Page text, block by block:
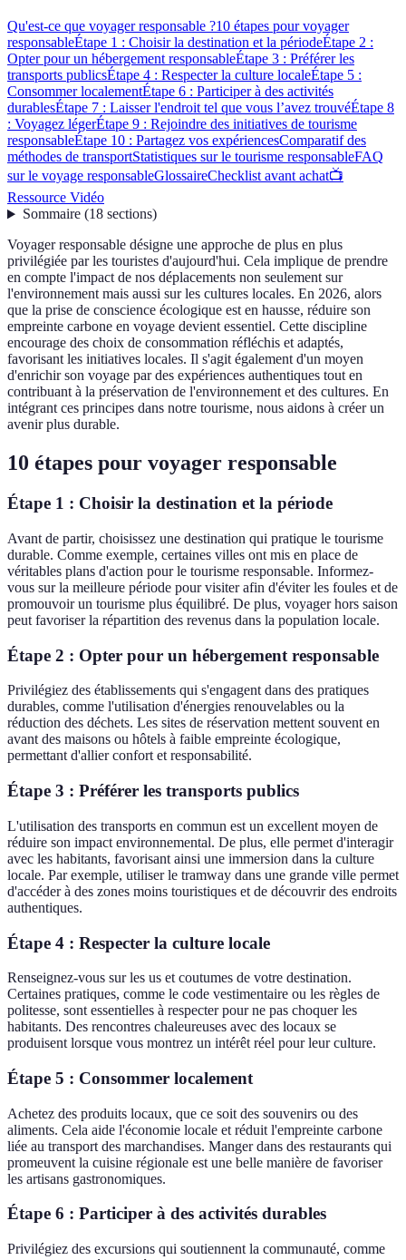
Qu'est-ce que voyager responsable ?10 étapes pour voyager
responsableÉtape 1 : Choisir la destination et la périodeÉtape 2 :
Opter pour un hébergement responsableÉtape 3 : Préférer les
transports publicsÉtape 4 : Respecter la culture localeÉtape 5 :
Consommer localementÉtape 6 : Participer à des activités
durablesÉtape 7 : Laisser l'endroit tel que vous l’avez trouvéÉtape 8
: Voyagez légerÉtape 9 : Rejoindre des initiatives de tourisme
responsableÉtape 10 : Partagez vos expériencesComparatif des
méthodes de transportStatistiques sur le tourisme responsableFAQ
sur le voyage responsableGlossaireChecklist avant achat📺
Ressource Vidéo
Sommaire(18 sections)
Voyager responsable désigne une approche de plus en plus
privilégiée par les touristes d'aujourd'hui. Cela implique de prendre
en compte l'impact de nos déplacements non seulement sur
l'environnement mais aussi sur les cultures locales. En 2026, alors
que la prise de conscience écologique est en hausse, réduire son
empreinte carbone en voyage devient essentiel. Cette discipline
encourage des choix de consommation réfléchis et adaptés,
favorisant les initiatives locales. Il s'agit également d'un moyen
d'enrichir son voyage par des expériences authentiques tout en
contribuant à la préservation de l'environnement et des cultures. En
intégrant ces principes dans notre tourisme, nous aidons à créer un
avenir plus durable.
10 étapes pour voyager responsable
Étape 1 : Choisir la destination et la période
Avant de partir, choisissez une destination qui pratique le tourisme
durable. Comme exemple, certaines villes ont mis en place de
véritables plans d'action pour le tourisme responsable. Informez-
vous sur la meilleure période pour visiter afin d'éviter les foules et de
promouvoir un tourisme plus équilibré. De plus, voyager hors saison
peut favoriser la répartition des revenus dans la population locale.
Étape 2 : Opter pour un hébergement responsable
Privilégiez des établissements qui s'engagent dans des pratiques
durables, comme l'utilisation d'énergies renouvelables ou la
réduction des déchets. Les sites de réservation mettent souvent en
avant des maisons ou hôtels à faible empreinte écologique,
permettant d'allier confort et responsabilité.
Étape 3 : Préférer les transports publics
L'utilisation des transports en commun est un excellent moyen de
réduire son impact environnemental. De plus, elle permet d'interagir
avec les habitants, favorisant ainsi une immersion dans la culture
locale. Par exemple, utiliser le tramway dans une grande ville permet
d'accéder à des zones moins touristiques et de découvrir des endroits
authentiques.
Étape 4 : Respecter la culture locale
Renseignez-vous sur les us et coutumes de votre destination.
Certaines pratiques, comme le code vestimentaire ou les règles de
politesse, sont essentielles à respecter pour ne pas choquer les
habitants. Des rencontres chaleureuses avec des locaux se
produisent lorsque vous montrez un intérêt réel pour leur culture.
Étape 5 : Consommer localement
Achetez des produits locaux, que ce soit des souvenirs ou des
aliments. Cela aide l'économie locale et réduit l'empreinte carbone
liée au transport des marchandises. Manger dans des restaurants qui
promeuvent la cuisine régionale est une belle manière de favoriser
les artisans gastronomiques.
Étape 6 : Participer à des activités durables
Privilégiez des excursions qui soutiennent la communauté, comme